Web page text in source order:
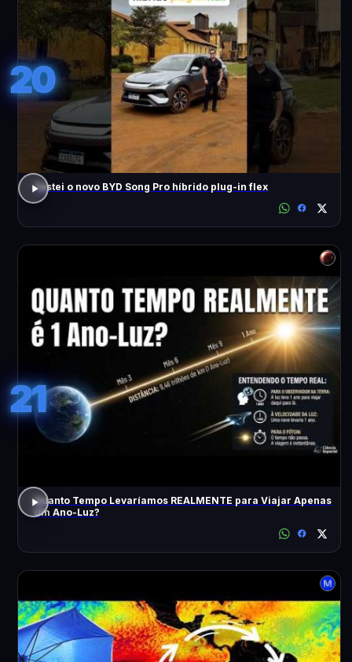
20
Testei o novo BYD Song Pro híbrido plug-in flex
21
Quanto Tempo Levaríamos REALMENTE para Viajar Apenas
Um Ano-Luz?